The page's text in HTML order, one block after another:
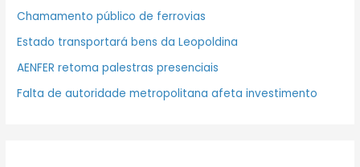
Chamamento público de ferrovias
Estado transportará bens da Leopoldina
AENFER retoma palestras presenciais
Falta de autoridade metropolitana afeta investimento